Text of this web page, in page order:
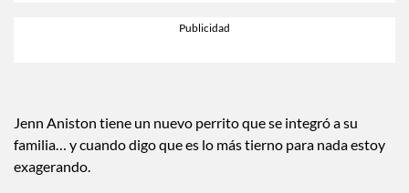
Jenn Aniston tiene un nuevo perrito que se integró a su
familia… y cuando digo que es lo más tierno para nada estoy
exagerando.